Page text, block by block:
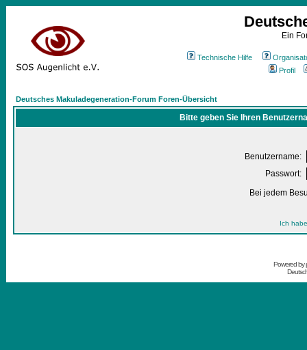
Ein
Technische Hilfe
Profil
Deutsches Makuladegeneration-Forum Foren-Übersicht
Bitte geben Sie Ihren
Benutzername:
Passwort:
Bei jedem
Ich
Powered by